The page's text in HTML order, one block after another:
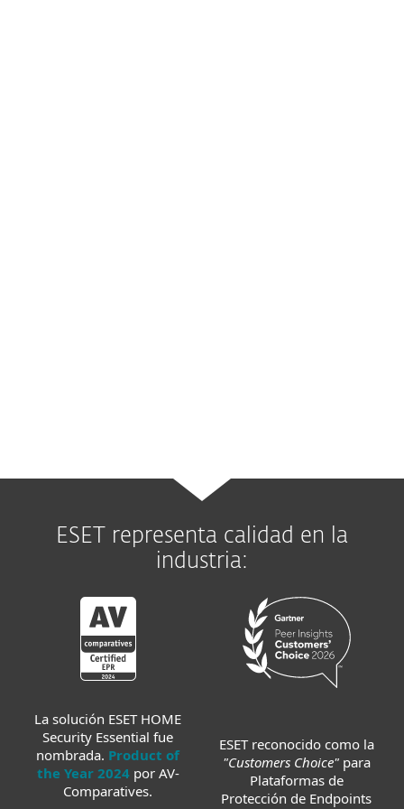
ESET representa calidad en la
industria:
La solución ESET HOME
Security Essential fue
nombrada. Product of
the Year 2024por AV-
Comparatives.
ESET reconocido como la
"Customers Choice" para
Plataformas de
Protección de Endpoints